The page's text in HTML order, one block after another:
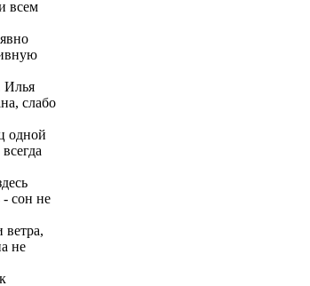
всем
Илья
слабо
одной
- сон не
не